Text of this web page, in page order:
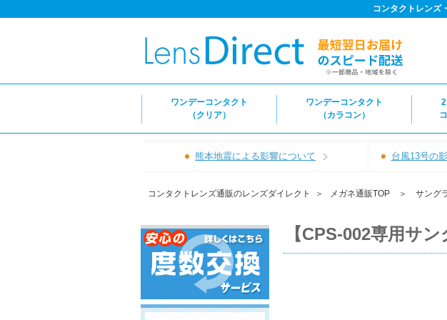
コンタクトレンズ
ワンデーコンタクト
（クリア）
ワンデーコンタクト
（カラコン）
熊本地震による影響について 台風13号の
コンタクトレンズ通販のレンズダイレクト ＞ メガネ通販TOP ＞ サング
【CPS-002専用サ